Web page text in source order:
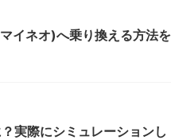
イネオ)へ乗り換える方法を
実際にシミュレーションし